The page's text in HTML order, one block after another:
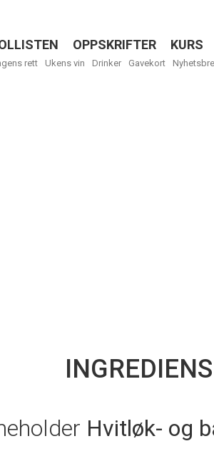
OPPSKRIFTER KURS
rett Ukens vin Drinker Gavekort
Hvitløk- og